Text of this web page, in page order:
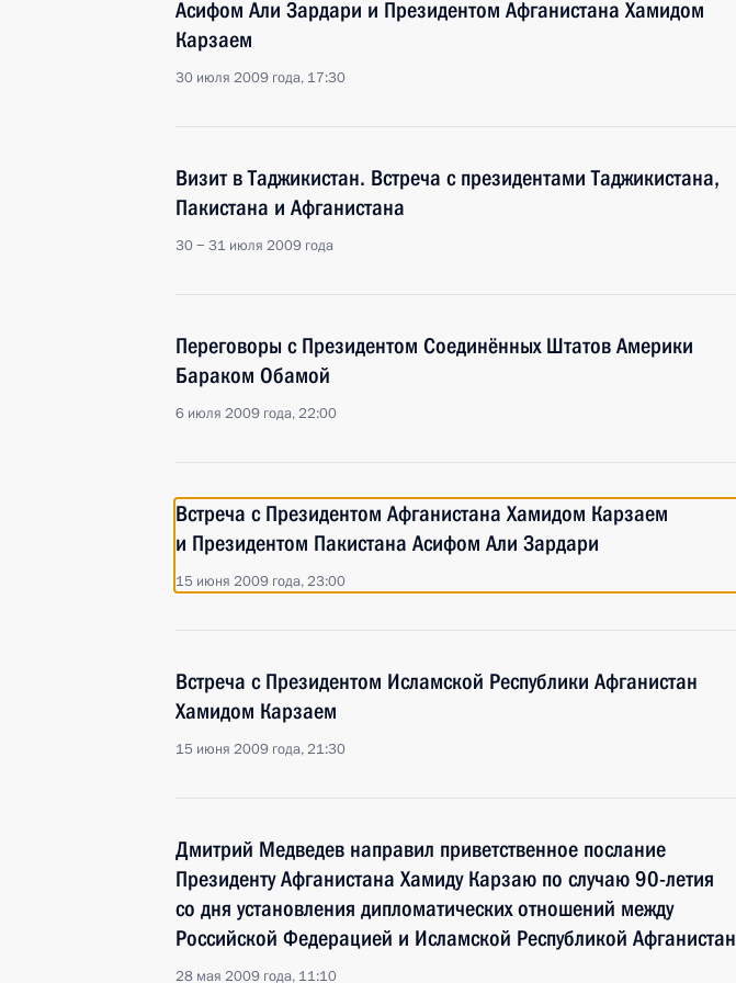
Асифом Али Зардари и Президентом Афганистана Хамидом
Карзаем
30 июля 2009 года, 17:30
Визит в Таджикистан. Встреча с президентами Таджикистана,
Пакистана и Афганистана
30 − 31 июля 2009 года
Переговоры с Президентом Соединённых Штатов Америки
Бараком Обамой
6 июля 2009 года, 22:00
Встреча с Президентом Афганистана Хамидом Карзаем
и Президентом Пакистана Асифом Али Зардари
15 июня 2009 года, 23:00
Встреча с Президентом Исламской Республики Афганистан
Хамидом Карзаем
15 июня 2009 года, 21:30
Дмитрий Медведев направил приветственное послание
Президенту Афганистана Хамиду Карзаю по случаю 90-летия
со дня установления дипломатических отношений между
Российской Федерацией и Исламской Республикой Афганистан
28 мая 2009 года, 11:10